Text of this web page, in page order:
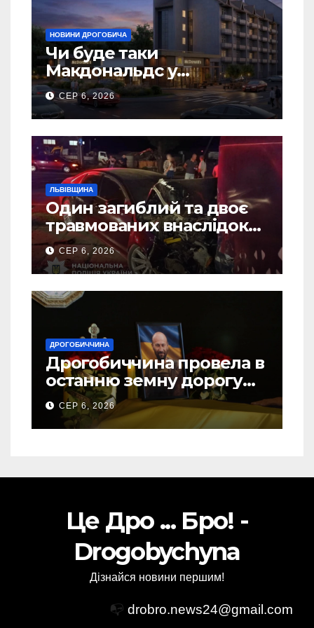
НОВИНИ ДРОГОБИЧА
Чи буде таки
Макдональдс у
Дрогобичі? (Фото)
СЕР 6, 2026
ЛЬВІВЩИНА
Один загиблий та двоє
травмованих внаслідок
ДТП на Самбірщині
СЕР 6, 2026
ДРОГОБИЧЧИНА
Дрогобиччина провела в
останню земну дорогу
свого Захисника – Олега
Торського
СЕР 6, 2026
Це Дро ... Бро! -
Drogobychyna
Дізнайся новини першим!
📭 drobro.news24@gmail.com